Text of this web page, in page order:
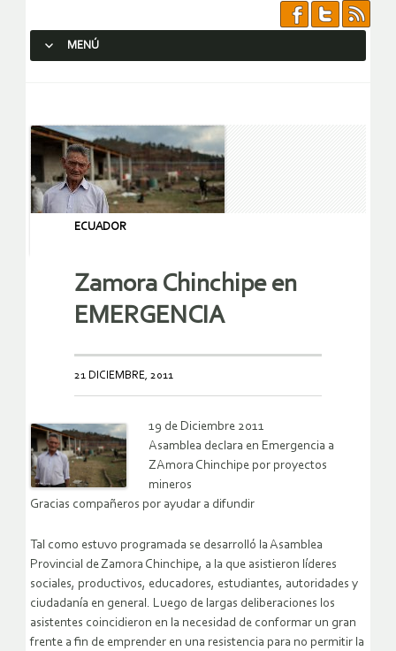
MENÚ
ECUADOR
Zamora Chinchipe en
EMERGENCIA
21 DICIEMBRE, 2011
19 de Diciembre 2011
Asamblea declara en Emergencia a
ZAmora Chinchipe por proyectos
mineros
Gracias compañeros por ayudar a difundir
Tal como estuvo programada se desarrolló la Asamblea
Provincial de Zamora Chinchipe, a la que asistieron líderes
sociales, productivos, educadores, estudiantes, autoridades y
ciudadanía en general. Luego de largas deliberaciones los
asistentes coincidieron en la necesidad de conformar un gran
frente a fin de emprender en una resistencia para no permitir la